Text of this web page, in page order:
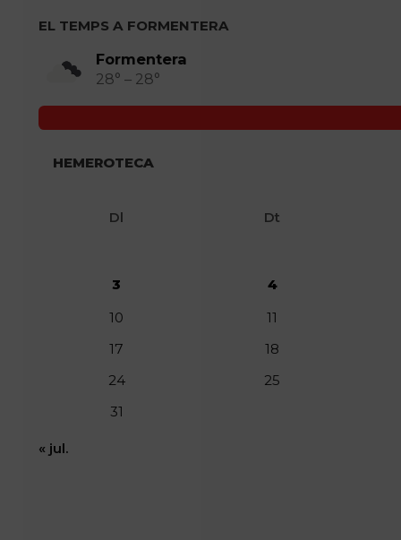
EL TEMPS A FORMENTERA
Formentera
28° – 28°
HEMEROTECA
Dl Dt
3
4
10
11
17
18
24
25
31
« jul.